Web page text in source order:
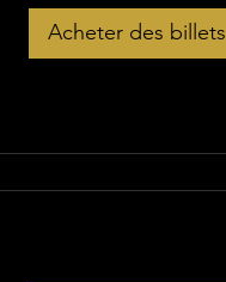
Acheter des billets